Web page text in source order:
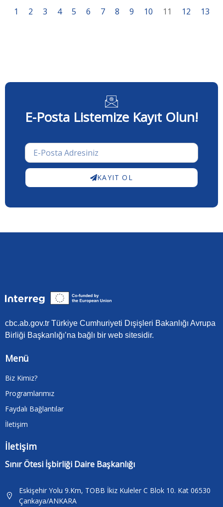
1 2 3 4 5 6 7 8 9 10 11 12 13
E-Posta Listemize Kayıt Olun!
KAYIT OL
cbc.ab.gov.tr Türkiye Cumhuriyeti Dışişleri Bakanlığı Avrupa
Birliği Başkanlığı’na bağlı bir web sitesidir.
Menü
Biz Kimiz?
Programlarımız
Faydalı Bağlantılar
İletişim
İletişim
Sınır Ötesi İşbirliği Daire Başkanlığı
Eskişehir Yolu 9.Km, TOBB İkiz Kuleler C Blok 10. Kat 06530
Çankaya/ANKARA